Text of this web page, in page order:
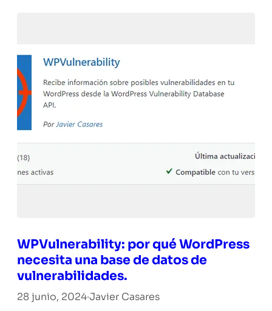
WPVulnerability: por qué WordPress
necesita una base de datos de
vulnerabilidades.
28 junio, 2024·Javier Casares